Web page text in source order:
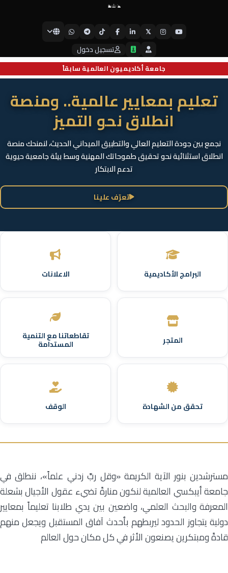
جامعة أكاديميون العالمية سابقاً
𝕏
تسجيل دخول
جامعة أيبكسي العالمية
تعليم بمعايير عالمية.. ومنصة
انطلاق نحو التميز
نجمع بين جودة التعليم العالي والتطبيق الميداني الحديث، لنمنحك منصة
انطلاق استثنائية نحو تحقيق طموحاتك المهنية وسط بيئة جامعية حيوية
تدعم الابتكار
تعرّف علينا
البرامج الأكاديمية الاعلانات
المتجر تقاطعاتنا مع التنمية
المستدامة
تحقق من الشهادة الوقف
مسترشدين بنور الآية الكريمة «وقل ربِّ زدني علماً»، ننطلق في
جامعة أيبكسي العالمية لنكون منارةً تضيء عقول الأجيال بشعلة
المعرفة والبحث العلمي، واضعين بين يدي طلابنا تعليماً بمعايير
دولية يتجاوز الحدود ليربطهم بأحدث آفاق المستقبل ويجعل منهم
قادةً ومبتكرين يصنعون الأثر في كل مكان حول العالم